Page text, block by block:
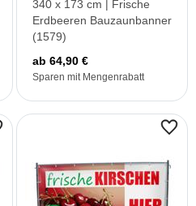
340 x 173 cm | Frische
Erdbeeren Bauzaunbanner
(1579)
ab 64,90 €
Sparen mit Mengenrabatt